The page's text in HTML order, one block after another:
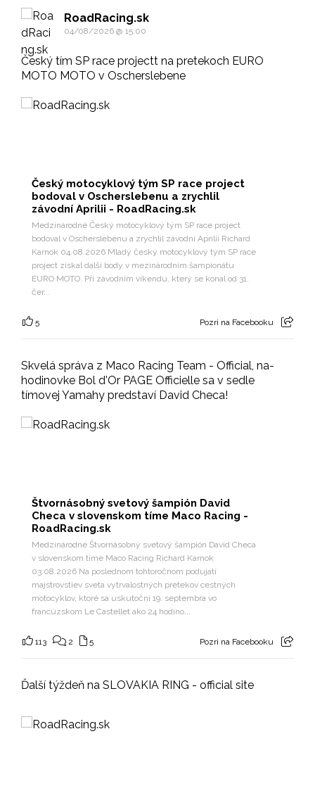
RoadRacing.sk
04/08/2026 @ 15:00
Český tím SP race projectt na pretekoch EURO
MOTO MOTO v Oscherslebene
Český motocyklový tým SP race project
bodoval v Oscherslebenu a zrychlil
závodní Aprilii - RoadRacing.sk
Medzinárodné Český motocyklový tým SP race project
bodoval v Oscherslebenu a zrychlil závodní Aprilii Richard
Karnok 04.08.2026 Mladý český motocyklový tým SP race
project získal další body v mezinárodním šampionátu
EURO MOTO. Při závodním víkendu, který se konal od 31.
čer...
5 Pozri na Facebooku
Skvelá správa z Maco Racing Team - Official, na-
hodinovke Bol d'Or PAGE Officielle sa v sedle
tímovej Yamahy predstaví David Checa!
Štvornásobný svetový šampión David
Checa v slovenskom tíme Maco Racing -
RoadRacing.sk
Medzinárodné Štvornásobný svetový šampión David Checa
v slovenskom tíme Maco Racing Richard Karnok
03.08.2026 Na poslednom tohtoročnom podujatí
majstrovstiev sveta vytrvalostných pretekov cestných
motocyklov, ktoré sa uskutoční 19. septembra vo
francúzskom Le Castellet ako 24 hodino...
113 2 5 Pozri na Facebooku
Ďalší týždeň na SLOVAKIA RING - official site